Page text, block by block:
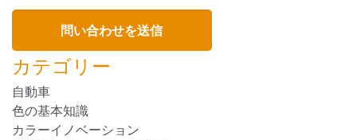
カテゴリー
自動車
色の基本知識
カラーイノベーション